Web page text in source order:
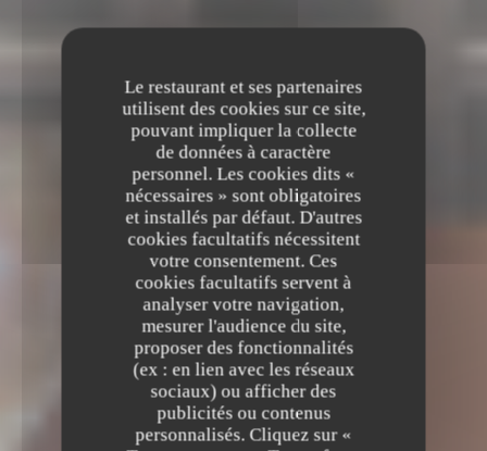
Le restaurant et ses partenaires
utilisent des cookies sur ce site,
pouvant impliquer la collecte
de données à caractère
personnel. Les cookies dits «
nécessaires » sont obligatoires
et installés par défaut. D'autres
cookies facultatifs nécessitent
votre consentement. Ces
cookies facultatifs servent à
analyser votre navigation,
mesurer l'audience du site,
proposer des fonctionnalités
(ex : en lien avec les réseaux
sociaux) ou afficher des
publicités ou contenus
personnalisés. Cliquez sur «